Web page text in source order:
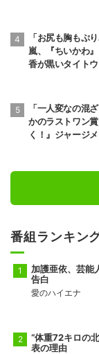
「お尻も胸もぷ
嵐、『ちいかわ
香が黒いタイト
「一人変なの混
かのラストワン
く！』ジャージ
番組ランキン
加護亜依、芸能
告白
愛のハイエナ
“体重72キロの
表の理由